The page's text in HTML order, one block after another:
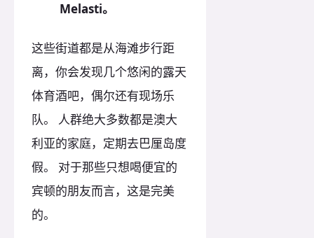
Melasti。
这些街道都是从海滩步行距
离，你会发现几个悠闲的露天
体育酒吧，偶尔还有现场乐
队。 人群绝大多数都是澳大
利亚的家庭，定期去巴厘岛度
假。 对于那些只想喝便宜的
宾顿的朋友而言，这是完美
的。